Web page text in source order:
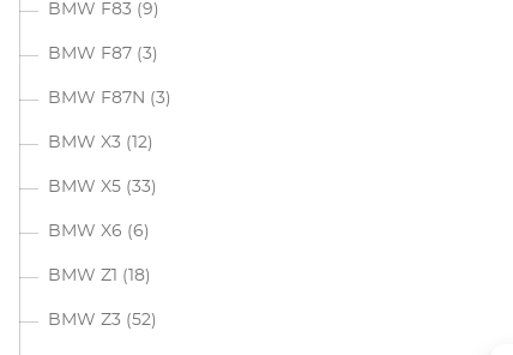
BMW F83 (9)
BMW F87 (3)
BMW F87N (3)
BMW X3 (12)
BMW X5 (33)
BMW X6 (6)
BMW Z1 (18)
BMW Z3 (52)